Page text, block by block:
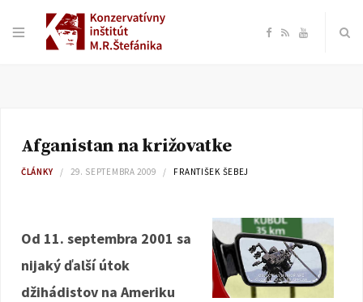
F
o
o
R Y
e
Afganistan na križovatke
ČLÁNKY 29. SEPTEMBRA 2009 FRANTIŠEK ŠEBEJ
Od 11. septembra 2001 sa
nijaký ďalší útok
džihádistov na Ameriku